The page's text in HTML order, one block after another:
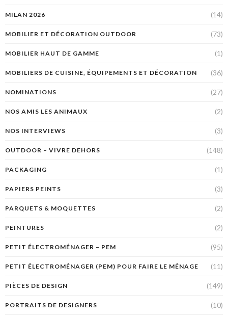
MILAN 2026 (14)
MOBILIER ET DÉCORATION OUTDOOR (73)
MOBILIER HAUT DE GAMME (1)
MOBILIERS DE CUISINE, ÉQUIPEMENTS ET DÉCORATION (36)
NOMINATIONS (27)
NOS AMIS LES ANIMAUX (2)
NOS INTERVIEWS (3)
OUTDOOR – VIVRE DEHORS (148)
PACKAGING (1)
PAPIERS PEINTS (3)
PARQUETS & MOQUETTES (2)
PEINTURES (2)
PETIT ÉLECTROMÉNAGER – PEM (95)
PETIT ÉLECTROMÉNAGER (PEM) POUR FAIRE LE MÉNAGE (11)
PIÈCES DE DESIGN (149)
PORTRAITS DE DESIGNERS (10)